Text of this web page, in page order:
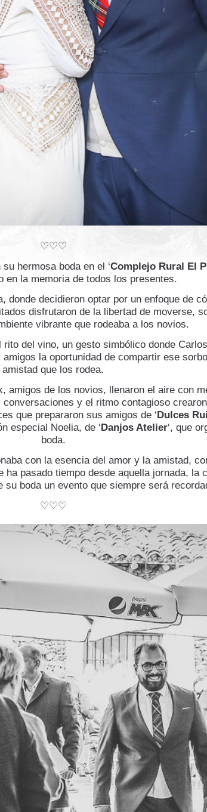
♡♡♡
hermosa boda en el ‘Complejo Rural El
en la memoria de todos los presentes.
donde decidieron optar por un enfoque de
disfrutaron de la libertad de moverse,
vibrante que rodeaba a los novios.
del vino, un gesto simbólico donde
la oportunidad de compartir ese
amistad que los rodea.
de los novios, llenaron el aire con
y el ritmo contagioso
que prepararon sus amigos de ‘ Dulces
especial Noelia, de ‘ Danjos Atelier‘, que
boda.
con la esencia del amor y la amistad,
pasado tiempo desde aquella jornada,
su boda un evento que siempre será
♡♡♡